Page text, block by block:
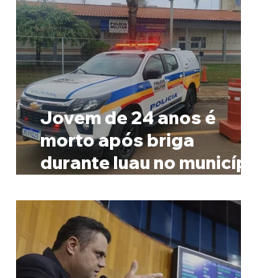
Jovem de 24 anos é
morto após briga
durante luau no município